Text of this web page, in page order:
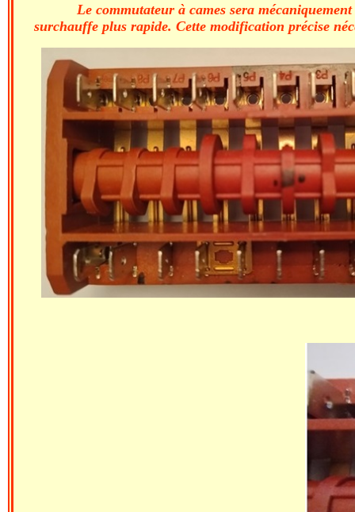
Le commutateur à cames sera
surchauffe plus rapide. Cette modification précise